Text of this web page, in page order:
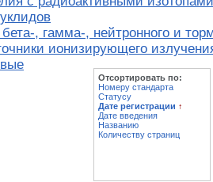
, гамма-, нейтронного и
ионизирующего
Отсортировать по:
Номеру стандарта
Статусу
Дате регистрации ↑
Дате введения
Названию
Количеству страниц